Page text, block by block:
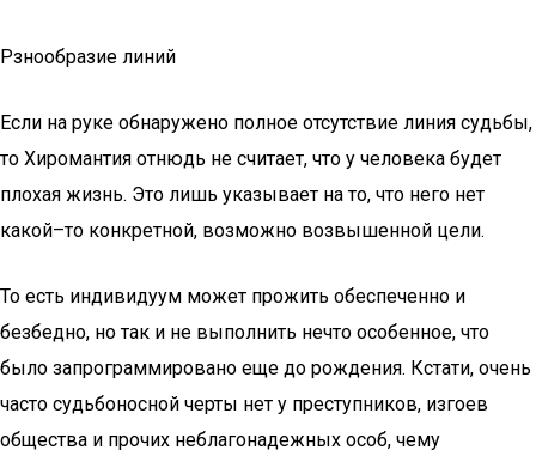
Рзнообразие линий
Если на руке обнаружено полное отсутствие линия судьбы,
то Хиромантия отнюдь не считает, что у человека будет
плохая жизнь. Это лишь указывает на то, что него нет
какой–то конкретной, возможно возвышенной цели.
То есть индивидуум может прожить обеспеченно и
безбедно, но так и не выполнить нечто особенное, что
было запрограммировано еще до рождения. Кстати, очень
часто судьбоносной черты нет у преступников, изгоев
общества и прочих неблагонадежных особ, чему